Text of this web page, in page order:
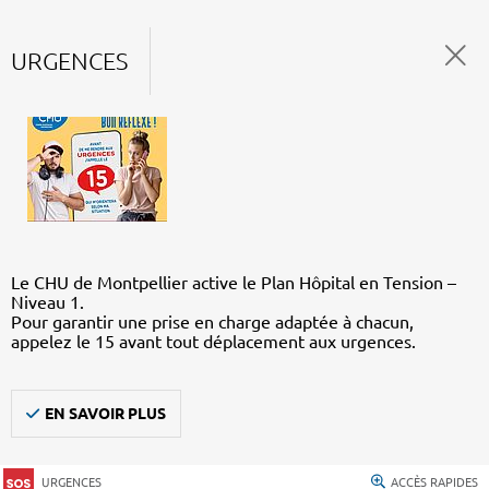
URGENCES
Le CHU de Montpellier active le Plan Hôpital en Tension –
Niveau 1.
Pour garantir une prise en charge adaptée à chacun,
appelez le 15 avant tout déplacement aux urgences.
EN SAVOIR PLUS
URGENCES ACCÈS RAPIDES